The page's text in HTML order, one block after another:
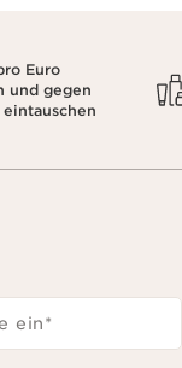
Euro
und gegen
eintauschen
ein*